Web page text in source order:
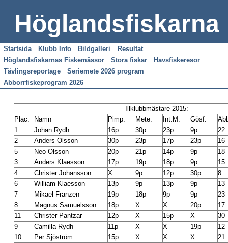
Höglandsfiskarna
Startsida Klubb Info Bildgalleri
Resultat
Höglandsfiskarnas Fiskemässor
Stora fiskar
Havsfiskeresor
Tävlingsreportage
Seriemete 2026 program
Abborrfiskeprogram 2026
Illklubbmästare 2015:
Plac.
Namn Pimp. Mete. Int.M. Gösf.
1
Johan Rydh 16p 30p 23p 9p
22
2
Anders Olsson 30p 23p 17p 23p
16
5
Neo Olsson 20p 21p 14p 9p
18
3
Anders Klaesson 17p 19p 18p 9p
15
4
Christer Johansson X 9p 12p 30p
8
6
William Klaesson 13p 9p 13p 9p
13
7
Mikael Franzen 19p 18p 9p 9p
23
8
Magnus Samuelsson 18p X X 20p
17
11
Christer Pantzar 12p X 15p X
30
9
Camilla Rydh 11p X X 19p
12
10
Per Sjöström 15p X X X
21